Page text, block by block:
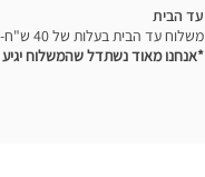
עד הבית
משלוח עד הבית בעלות של 40 ש"ח- המשלוח יגיע אליכם בין -2-7 ימים עם שליח מיוחד.
*אנחנו מאוד נשתדל שהמשלוח יגיע עד 4 ימי